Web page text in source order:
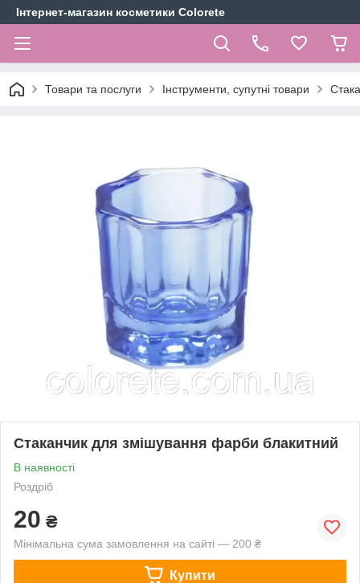
Інтернет-магазин косметики Colorete
Товари та послуги Інструменти, супутні товари
Стаканчик для змішування фарби блакитний
В наявності
Роздріб
20 ₴
Мінімальна сума замовлення на сайті — 200 ₴
Купити